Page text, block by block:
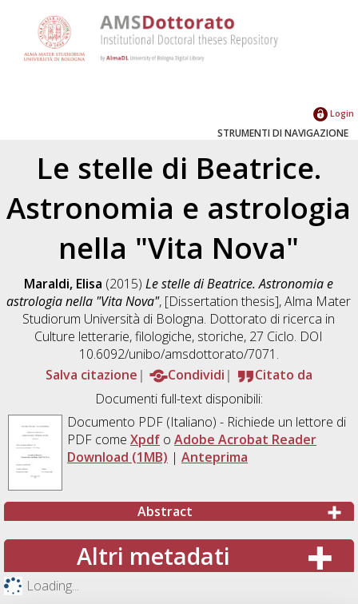
Login
STRUMENTI DI NAVIGAZIONE
Le stelle di Beatrice.
Astronomia e astrologia
nella "Vita Nova"
Maraldi, Elisa (2015)Le stelle di Beatrice. Astronomia e
astrologia nella "Vita Nova", [Dissertation thesis], Alma Mater
Studiorum Università di Bologna. Dottorato di ricerca in
Culture letterarie, filologiche, storiche, 27 Ciclo. DOI
10.6092/unibo/amsdottorato/7071.
Salva citazione
Condividi
Citato da
Documenti full-text disponibili:
Documento PDF(Italiano) - Richiede un lettore di
PDF come Xpdfo Adobe Acrobat Reader
Download (1MB) | Anteprima
Abstract
Altri metadati
Loading...